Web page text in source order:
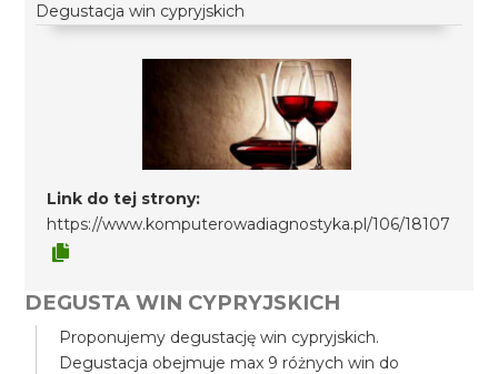
Degustacja win cypryjskich
Link do tej strony:
https://www.komputerowadiagnostyka.pl/106/18107
DEGUSTA WIN CYPRYJSKICH
Proponujemy degustację win cypryjskich.
Degustacja obejmuje max 9 różnych win do